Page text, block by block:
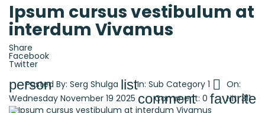
Ipsum cursus vestibulum at
interdum Vivamus
Share
Facebook
Twitter
person
Posted By: Serg Shulga listIn: Sub Category 1  On:
Wednesday November 19 2025 comment
Comment: 0 favorite
Hit:311